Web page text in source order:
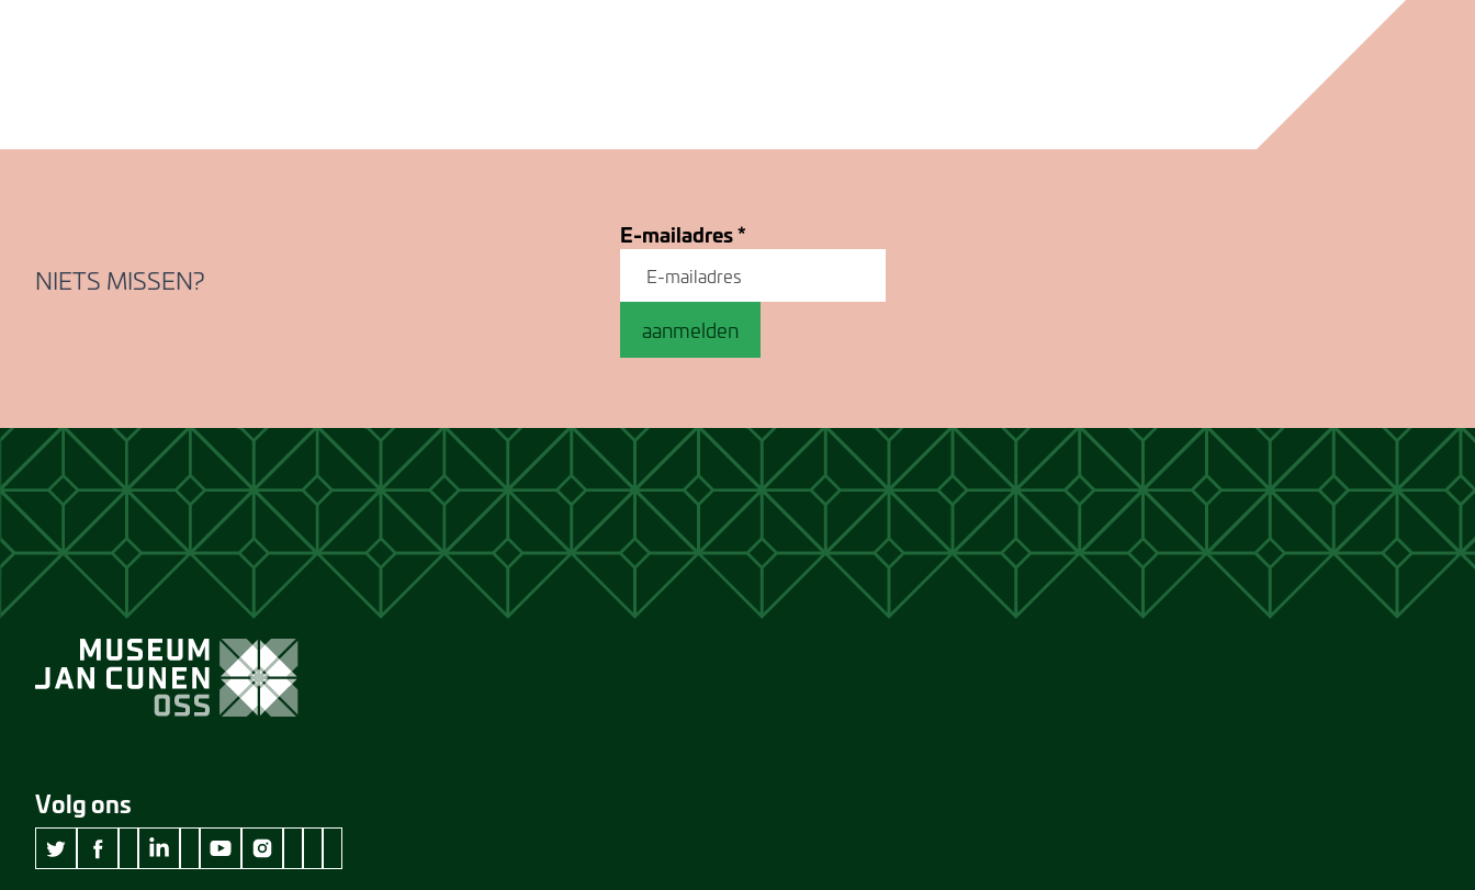
NIETS MISSEN?
E-mailadres*
aanmelden
Volg ons
twitter Museum Jan Cunen
facebook Museum Jan Cunen
wikipedia Museum Jan Cunen
linkedin Museum Jan Cunen
googleplus Museum Jan Cunen
youtube Museum Jan Cunen
instagram Museum Jan Cunen